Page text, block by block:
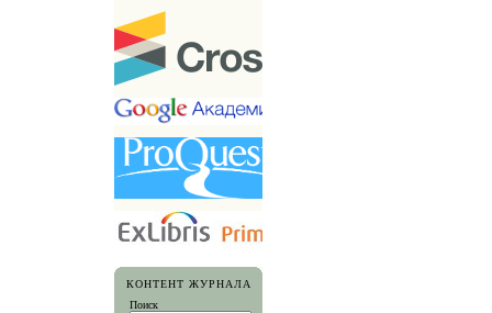
КОНТЕНТ ЖУРНАЛА
Поиск